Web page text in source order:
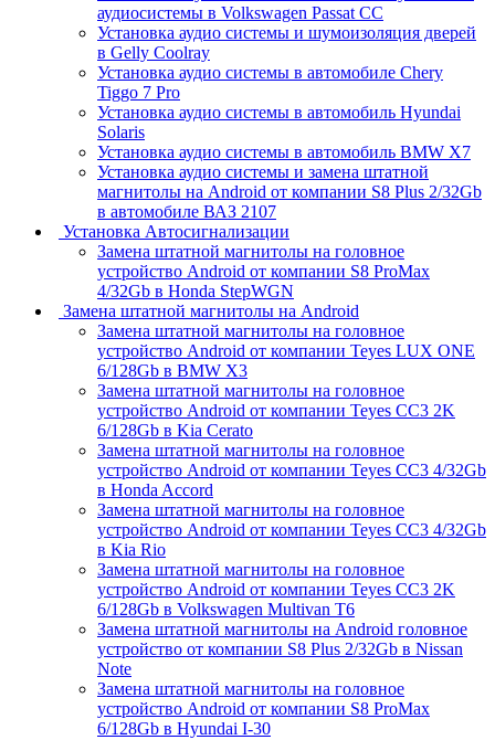
аудиосистемы в Volkswagen Passat CC
Установка аудио системы и шумоизоляция дверей
в Gelly Coolray
Установка аудио системы в автомобиле Chery
Tiggo 7 Pro
Установка аудио системы в автомобиль Hyundai
Solaris
Установка аудио системы в автомобиль BMW X7
Установка аудио системы и замена штатной
магнитолы на Android от компании S8 Plus 2/32Gb
в автомобиле ВАЗ 2107
Установка Автосигнализации
Замена штатной магнитолы на головное
устройство Android от компании S8 ProMax
4/32Gb в Honda StepWGN
Замена штатной магнитолы на Android
Замена штатной магнитолы на головное
устройство Android от компании Teyes LUX ONE
6/128Gb в BMW X3
Замена штатной магнитолы на головное
устройство Android от компании Teyes CC3 2K
6/128Gb в Kia Cerato
Замена штатной магнитолы на головное
устройство Android от компании Teyes CC3 4/32Gb
в Honda Accord
Замена штатной магнитолы на головное
устройство Android от компании Teyes CC3 4/32Gb
в Kia Rio
Замена штатной магнитолы на головное
устройство Android от компании Teyes CC3 2K
6/128Gb в Volkswagen Multivan T6
Замена штатной магнитолы на Android головное
устройство от компании S8 Plus 2/32Gb в Nissan
Note
Замена штатной магнитолы на головное
устройство Android от компании S8 ProMax
6/128Gb в Hyundai I-30